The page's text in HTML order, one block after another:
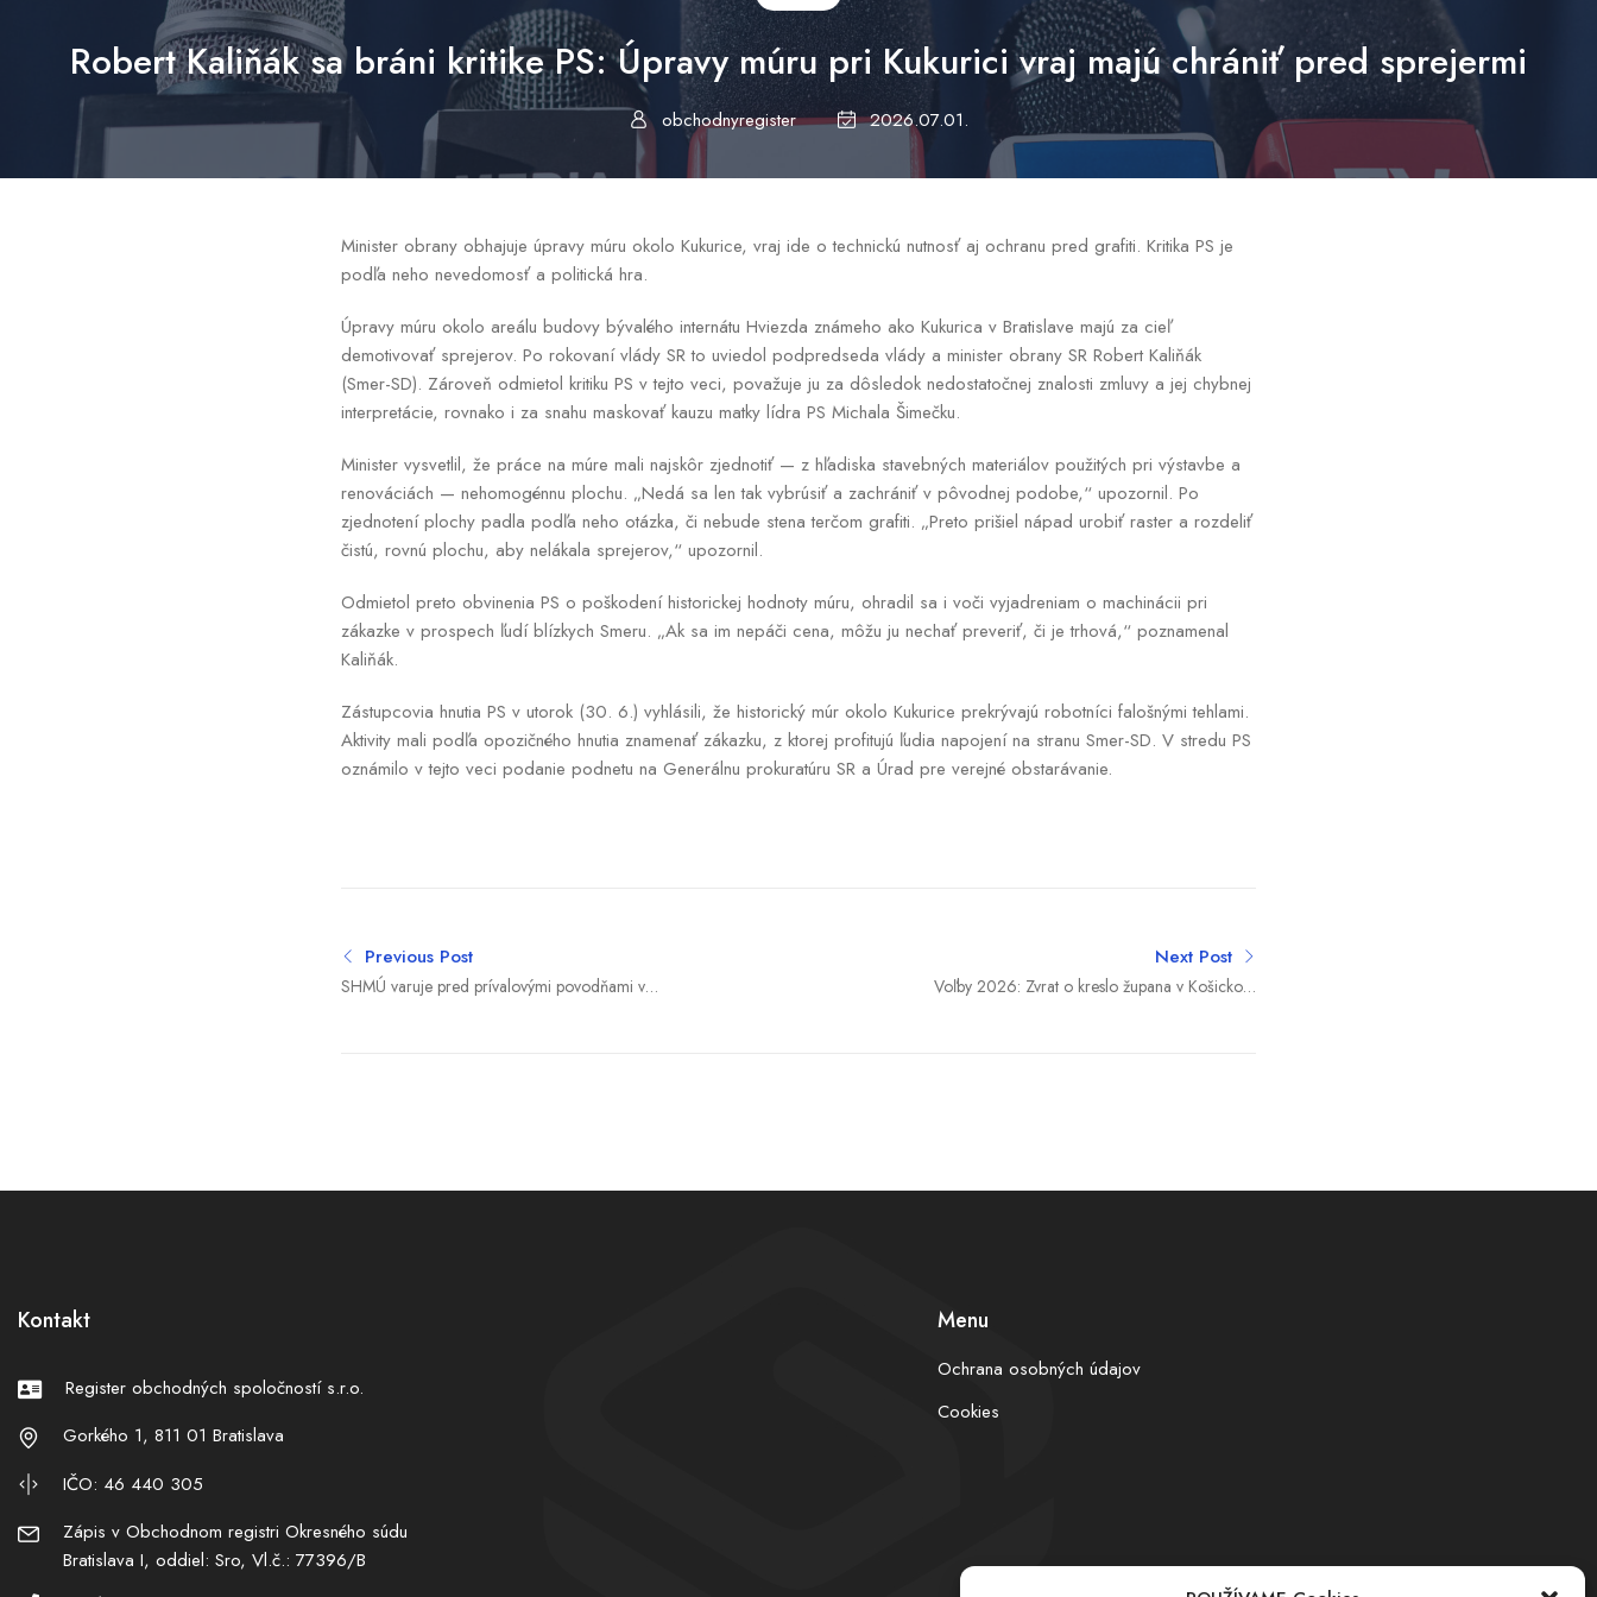
Robert Kaliňák sa bráni kritike PS: Úpravy múru pri Kukurici vraj majú chrániť pred sprejermi
obchodnyregister 2026.07.01.
Minister obrany obhajuje úpravy múru okolo Kukurice, vraj ide o technickú nutnosť aj ochranu pred grafiti. Kritika PS je
podľa neho nevedomosť a politická hra.
Úpravy múru okolo areálu budovy bývalého internátu Hviezda známeho ako Kukurica v Bratislave majú za cieľ
demotivovať sprejerov. Po rokovaní vlády SR to uviedol podpredseda vlády a minister obrany SR Robert Kaliňák
(Smer-SD). Zároveň odmietol kritiku PS v tejto veci, považuje ju za dôsledok nedostatočnej znalosti zmluvy a jej chybnej
interpretácie, rovnako i za snahu maskovať kauzu matky lídra PS Michala Šimečku.
Minister vysvetlil, že práce na múre mali najskôr zjednotiť — z hľadiska stavebných materiálov použitých pri výstavbe a
renováciách — nehomogénnu plochu. „Nedá sa len tak vybrúsiť a zachrániť v pôvodnej podobe,“ upozornil. Po
zjednotení plochy padla podľa neho otázka, či nebude stena terčom grafiti. „Preto prišiel nápad urobiť raster a rozdeliť
čistú, rovnú plochu, aby nelákala sprejerov,“ upozornil.
Odmietol preto obvinenia PS o poškodení historickej hodnoty múru, ohradil sa i voči vyjadreniam o machinácii pri
zákazke v prospech ľudí blízkych Smeru. „Ak sa im nepáči cena, môžu ju nechať preveriť, či je trhová,“ poznamenal
Kaliňák.
Zástupcovia hnutia PS v utorok (30. 6.) vyhlásili, že historický múr okolo Kukurice prekrývajú robotníci falošnými tehlami.
Aktivity mali podľa opozičného hnutia znamenať zákazku, z ktorej profitujú ľudia napojení na stranu Smer-SD. V stredu PS
oznámilo v tejto veci podanie podnetu na Generálnu prokuratúru SR a Úrad pre verejné obstarávanie.
Previous Post
SHMÚ varuje pred prívalovými povodňami v
Next Post
Voľby 2026: Zvrat o kreslo župana v Košickom
Kontakt
Register obchodných spoločností s.r.o.
Gorkého 1, 811 01 Bratislava
IČO: 46 440 305
Zápis v Obchodnom registri Okresného súdu
Bratislava I, oddiel: Sro, Vl.č.: 77396/B
Menu
Ochrana osobných údajov
Cookies